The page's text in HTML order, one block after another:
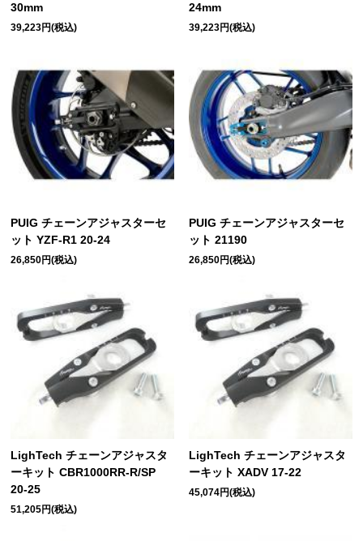
30mm
39,223円(税込)
24mm
39,223円(税込)
PUIG チェーンアジャスターセ
ット YZF-R1 20-24
26,850円(税込)
PUIG チェーンアジャスターセ
ット 21190
26,850円(税込)
LighTech チェーンアジャスタ
ーキット CBR1000RR-R/SP
20-25
51,205円(税込)
LighTech チェーンアジャスタ
ーキット XADV 17-22
45,074円(税込)